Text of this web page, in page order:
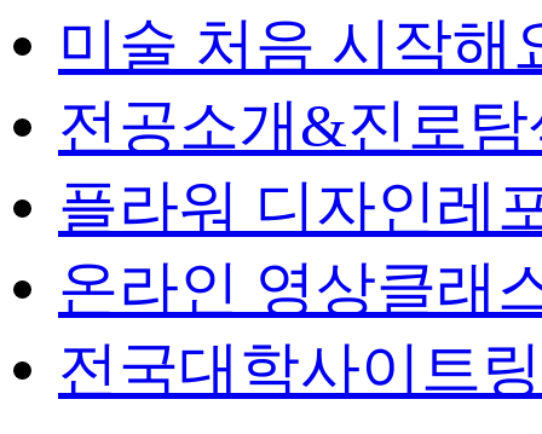
미술 처음 시작해
전공소개&진로
플라워 디자인레
온라인 영상클래
전국대학사이트